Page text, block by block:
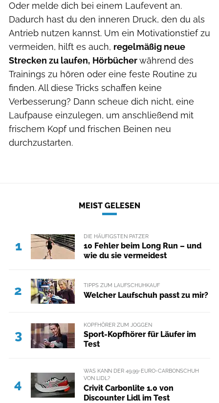
Oder melde dich bei einem Laufevent an.
Dadurch hast du den inneren Druck, den du als
Antrieb nutzen kannst. Um ein Motivationstief zu
vermeiden, hilft es auch, regelmäßig neue
Strecken zu laufen, Hörbücherwährend des
Trainings zu hören oder eine feste Routine zu
finden. All diese Tricks schaffen keine
Verbesserung? Dann scheue dich nicht, eine
Laufpause einzulegen, um anschließend mit
frischem Kopf und frischen Beinen neu
durchzustarten.
MEIST GELESEN
1
DIE HÄUFIGSTEN PATZER
10 Fehler beim Long Run – und
wie du sie vermeidest
2 TIPPS ZUM LAUFSCHUHKAUF
Welcher Laufschuh passt zu mir?
3
KOPFHÖRER ZUM JOGGEN
Sport-Kopfhörer für Läufer im
Test
4
WAS KANN DER 49,99-EURO-CARBONSCHUH
VON LIDL?
Crivit Carbonlite 1.0 von
Discounter Lidl im Test